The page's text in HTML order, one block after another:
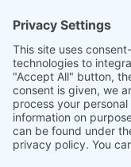
Größen
Die Künstlerinnen
haben den
Bahnhofes Bremen
geometrischen und
aus Holz sind
Darstellungen von